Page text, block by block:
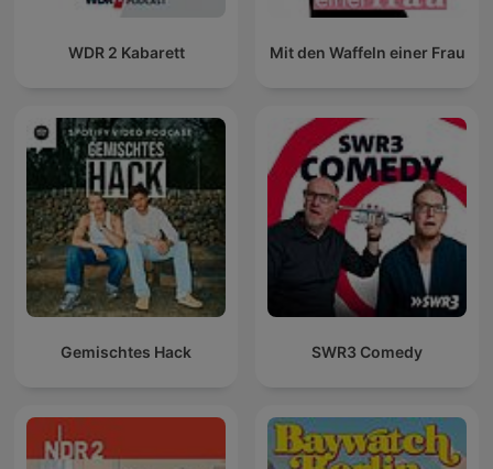
WDR 2 Kabarett Mit den Waffeln einer Frau
Gemischtes Hack SWR3 Comedy